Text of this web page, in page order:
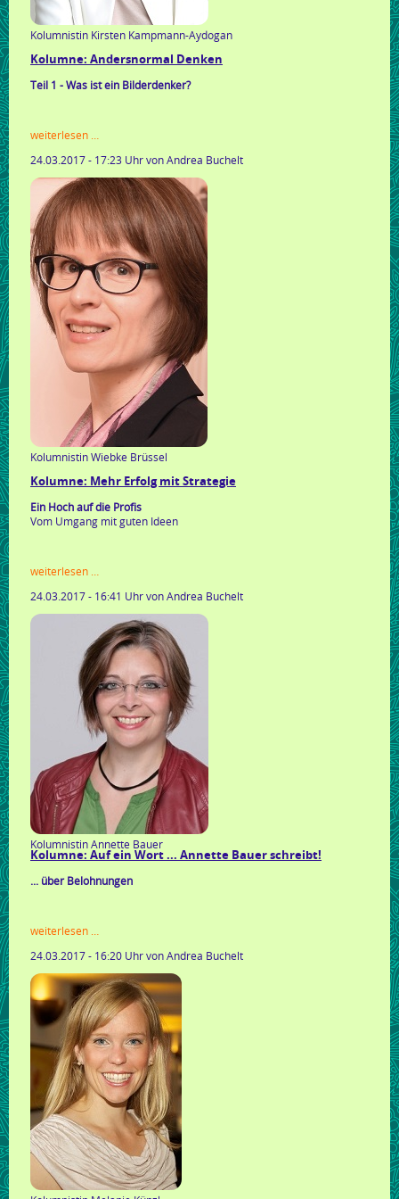
Kolumnistin Kirsten Kampmann-Aydogan
Kolumne: Andersnormal Denken
Teil 1 - Was ist ein Bilderdenker?
weiterlesen …
denken
24.03.2017 - 17:23 Uhrvon Andrea Buchelt
Kolumnistin Wiebke Brüssel
Kolumne: Mehr Erfolg mit Strategie
Ein Hoch auf die Profis
Vom Umgang mit guten Ideen
weiterlesen …
erfolg
mit
strategie
24.03.2017 - 16:41 Uhrvon Andrea Buchelt
Kolumnistin Annette Bauer
Kolumne: Auf ein Wort ... Annette Bauer schreibt!
... über Belohnungen
weiterlesen …
ein
wort
...
annette
bauer
schreibt!
24.03.2017 - 16:20 Uhrvon Andrea Buchelt